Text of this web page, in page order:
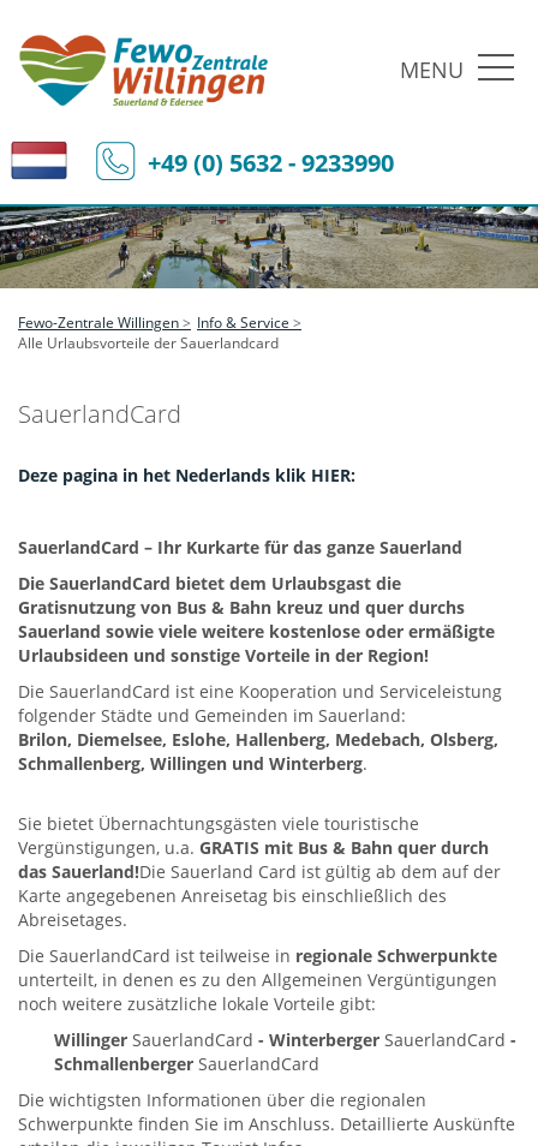
MENU
+49 (0) 5632 - 9233990
Fewo-Zentrale Willingen
Info & Service
Alle Urlaubsvorteile der Sauerlandcard
SauerlandCard
Deze pagina in het Nederlands klik HIER:
SauerlandCard – Ihr Kurkarte für das ganze Sauerland
Die SauerlandCard bietet dem Urlaubsgast die
Gratisnutzung von Bus & Bahn kreuz und quer durchs
Sauerland sowie viele weitere kostenlose oder ermäßigte
Urlaubsideen und sonstige Vorteile in der Region!
Die SauerlandCard ist eine Kooperation und Serviceleistung
folgender Städte und Gemeinden im Sauerland:
Brilon, Diemelsee, Eslohe, Hallenberg, Medebach, Olsberg,
Schmallenberg, Willingen und Winterberg.
Sie bietet Übernachtungsgästen viele touristische
Vergünstigungen, u.a. GRATIS mit Bus & Bahn quer durch
das Sauerland!Die Sauerland Card ist gültig ab dem auf der
Karte angegebenen Anreisetag bis einschließlich des
Abreisetages.
Die SauerlandCard ist teilweise in regionale Schwerpunkte
unterteilt, in denen es zu den Allgemeinen Vergüntigungen
noch weitere zusätzliche lokale Vorteile gibt:
Willinger SauerlandCard - Winterberger SauerlandCard -
Schmallenberger SauerlandCard
Die wichtigsten Informationen über die regionalen
Schwerpunkte finden Sie im Anschluss. Detaillierte Auskünfte